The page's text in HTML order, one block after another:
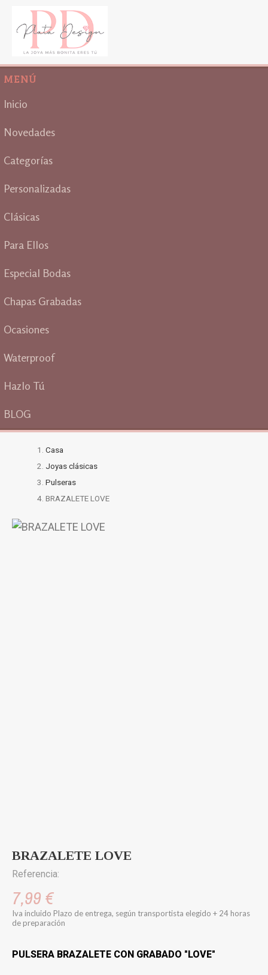
MENÚ
Inicio
Novedades
Categorías
Personalizadas
Clásicas
Para Ellos
Especial Bodas
Chapas Grabadas
Ocasiones
Waterproof
Hazlo Tú
BLOG
Casa
Joyas clásicas
Pulseras
BRAZALETE LOVE
BRAZALETE LOVE
Referencia:
7,99 €
Iva incluido Plazo de entrega, según transportista elegido + 24 horas
de preparación
PULSERA BRAZALETE CON GRABADO "LOVE"